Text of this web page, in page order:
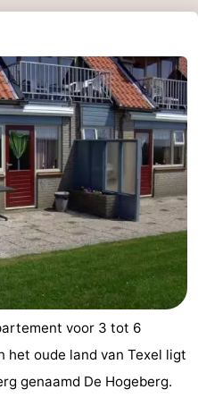
voor 3 tot 6
het oude land van Texel ligt
genaamd De Hogeberg.